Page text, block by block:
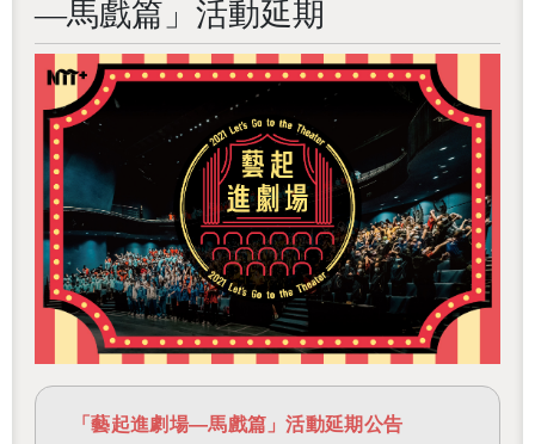
—馬戲篇」活動延期
「藝起進劇場—馬戲篇」活動延期公告